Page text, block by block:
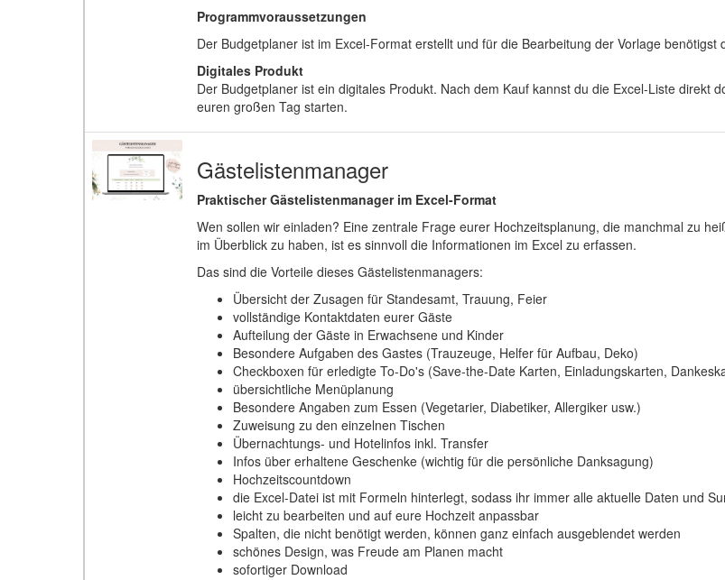
Programmvoraussetzungen
Der Budgetplaner ist im Excel-Format erstellt und für die Bearbeitung der Vorlage benötigst
Digitales Produkt
Der Budgetplaner ist ein digitales Produkt. Nach dem Kauf kannst du die Excel-Liste direkt
euren großen Tag starten.
Gästelistenmanager
Praktischer Gästelistenmanager im Excel-Format
Wen sollen wir einladen? Eine zentrale Frage eurer Hochzeitsplanung, die manchmal zu
im Überblick zu haben, ist es sinnvoll die Informationen im Excel zu erfassen.
Das sind die Vorteile dieses Gästelistenmanagers:
Übersicht der Zusagen für Standesamt, Trauung, Feier
vollständige Kontaktdaten eurer Gäste
Aufteilung der Gäste in Erwachsene und Kinder
Besondere Aufgaben des Gastes (Trauzeuge, Helfer für Aufbau, Deko)
Checkboxen für erledigte To-Do's (Save-the-Date Karten, Einladungskarten,
übersichtliche Menüplanung
Besondere Angaben zum Essen (Vegetarier, Diabetiker, Allergiker usw.)
Zuweisung zu den einzelnen Tischen
Übernachtungs- und Hotelinfos inkl. Transfer
Infos über erhaltene Geschenke (wichtig für die persönliche Danksagung)
Hochzeitscountdown
die Excel-Datei ist mit Formeln hinterlegt, sodass ihr immer alle aktuelle Daten und
leicht zu bearbeiten und auf eure Hochzeit anpassbar
Spalten, die nicht benötigt werden, können ganz einfach ausgeblendet werden
schönes Design, was Freude am Planen macht
sofortiger Download